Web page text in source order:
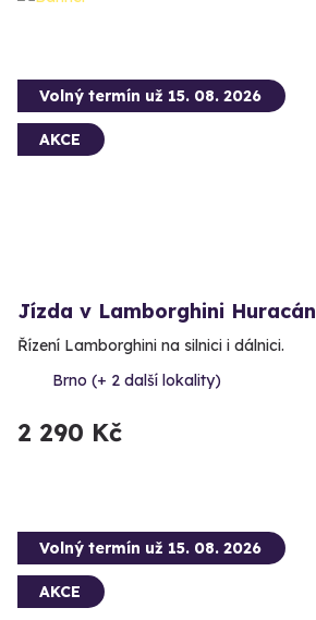
Volný termín už 15. 08. 2026
AKCE
Jízda v Lamborghini Huracán
Řízení Lamborghini na silnici i dálnici.
Brno (+ 2 další lokality)
2 290 Kč
Volný termín už 15. 08. 2026
AKCE